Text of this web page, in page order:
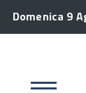
Domenica 9